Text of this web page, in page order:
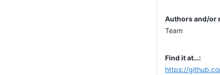
Team
https://